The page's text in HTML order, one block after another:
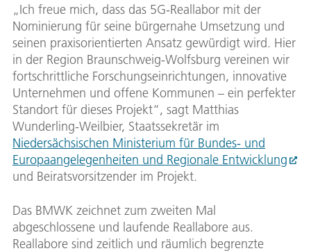
„Ich freue mich, dass das 5G-Reallabor mit der
Nominierung für seine bürgernahe Umsetzung und
seinen praxisorientierten Ansatz gewürdigt wird. Hier
in der Region Braunschweig-Wolfsburg vereinen wir
fortschrittliche Forschungseinrichtungen, innovative
Unternehmen und offene Kommunen – ein perfekter
Standort für dieses Projekt“, sagt Matthias
Wunderling-Weilbier, Staatssekretär im
Niedersächsischen Ministerium für Bundes- und
Europaangelegenheiten und Regionale Entwicklung
und Beiratsvorsitzender im Projekt.
Das BMWK zeichnet zum zweiten Mal
abgeschlossene und laufende Reallabore aus.
Reallabore sind zeitlich und räumlich begrenzte